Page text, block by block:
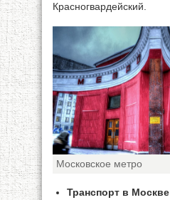
Красногвардейский.
Московское метро
Транспорт в Москве